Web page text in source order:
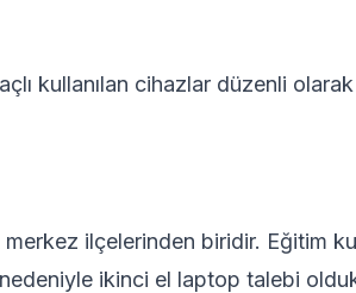
kullanılan cihazlar düzenli
ilçelerinden biridir. Eğitim
nedeniyle ikinci el laptop talebi